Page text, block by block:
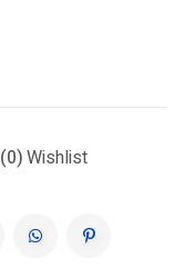
(0)Wishlist